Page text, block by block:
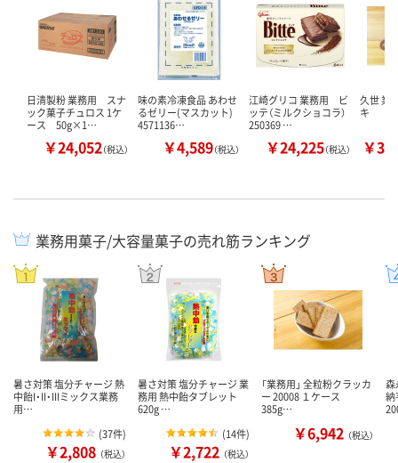
日清製粉 業務用 スナ
ック菓子チュロス 1ケ
ース 50g×1…
￥24,052（税込）
味の素冷凍食品 あわせ
るゼリー(マスカット)
4571136…
￥4,589（税込）
江崎グリコ 業務用 ビ
ッテ（ミルクショコラ）
250369 …
￥24,225（税込）
久世 業
キ
￥
業務用菓子/大容量菓子の売れ筋ランキング
暑さ対策 塩分チャージ 熱
中飴I・II・IIIミックス業務
用…
(37件)
￥2,808 （税込）
暑さ対策 塩分チャージ 業
務用 熱中飴タブレット
620g …
(14件)
￥2,722 （税込）
「業務用」 全粒粉クラッカ
ー 20008 １ケース
385g…
￥6,942 （税込）
森
納